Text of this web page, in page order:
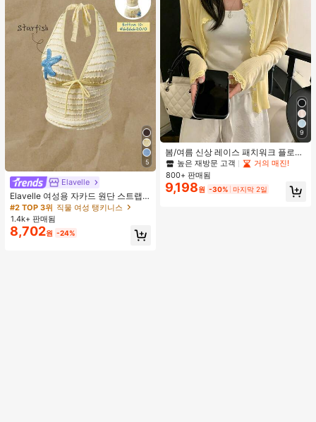
5
Elavelle
Elavelle 여성용 자카드 원단 스트랩
불가사리 장식 홀터 탑, 봄/여름에 적
합 (탑만 포함, 반바지 미포함)
#2 TOP 3위 직물 여성 탱키니스
1.4k+ 판매됨
8,702원 -24%
9
봄/여름 신상 레이스 패치워크 플로럴
트림 소프트 니트 가디건 경량 재킷 탑
여성용, 코티지코어 옐로우
높은 재방문 고객
거의 매진!
800+ 판매됨
9,198원 -30% 마지막 2일